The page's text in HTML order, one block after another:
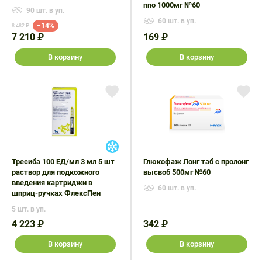
90 шт. в уп.
8 482 ₽ −14%
7 210 ₽
В корзину
ппо 1000мг №60
60 шт. в уп.
169 ₽
В корзину
Тресиба 100 ЕД/мл 3 мл 5 шт
раствор для подкожного
введения картриджи в
шприц-ручках ФлексПен
5 шт. в уп.
4 223 ₽
В корзину
Глюкофаж Лонг таб с пролонг
высвоб 500мг №60
60 шт. в уп.
342 ₽
В корзину